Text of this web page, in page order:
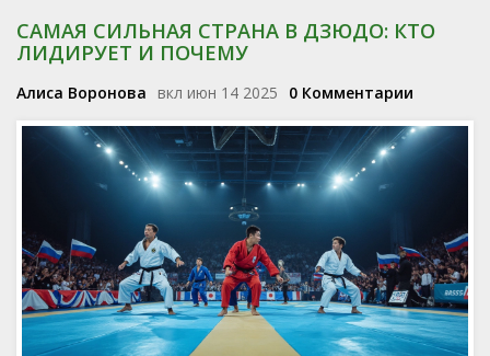
САМАЯ СИЛЬНАЯ СТРАНА В ДЗЮДО: КТО
ЛИДИРУЕТ И ПОЧЕМУ
Алиса Воронова вкл июн 14 2025 0 Комментарии